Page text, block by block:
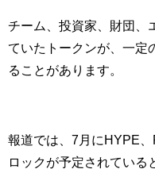
チーム、投資家、財団、
ていたトークンが、一定
ることがあります。
報道では、7月にHYPE
ロックが予定されている